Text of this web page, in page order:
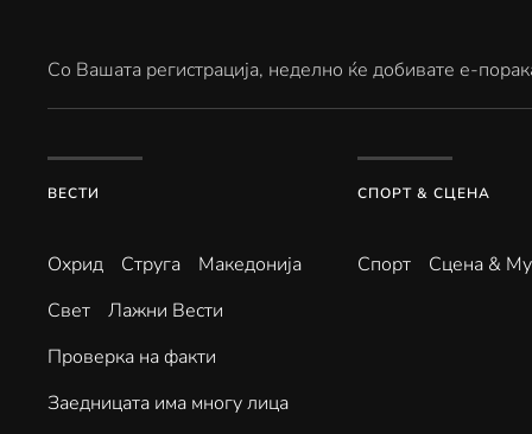
Со Вашата регистрација, неделно ќе добивате е-
ВЕСТИ
Охрид Струга
Македонија
Свет
Лажни Вести
Проверка на факти
Заедницата има многу лица
СПОРТ & СЦЕНА
Спорт Сцена &